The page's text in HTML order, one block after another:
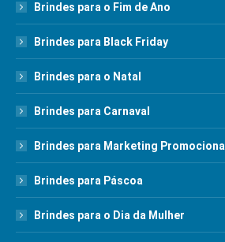
Brindes para o Fim de Ano
Brindes para Black Friday
Brindes para o Natal
Brindes para Carnaval
Brindes para Marketing Promocional
Brindes para Páscoa
Brindes para o Dia da Mulher